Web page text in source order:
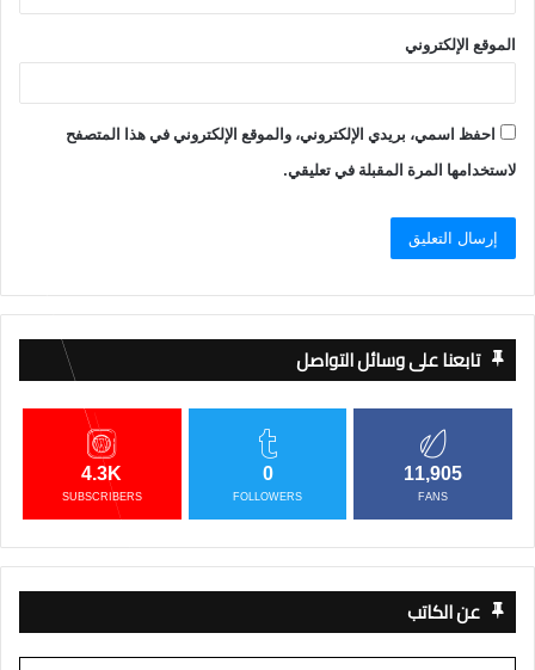
الموقع الإلكتروني
احفظ اسمي، بريدي الإلكتروني، والموقع الإلكتروني في هذا المتصفح
لاستخدامها المرة المقبلة في تعليقي.
تابعنا على وسائل التواصل
11,905
FANS
0
FOLLOWERS
4.3K
SUBSCRIBERS
عن الكاتب